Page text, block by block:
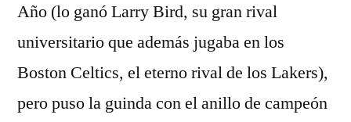
Año (lo ganó Larry Bird, su gran rival
universitario que además jugaba en los
Boston Celtics, el eterno rival de los Lakers),
pero puso la guinda con el anillo de campeón